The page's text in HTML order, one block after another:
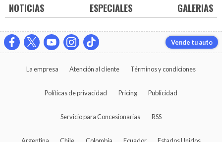
NOTICIAS ESPECIALES GALERIAS
Vende tu auto
La empresa Atención al cliente Términos y condiciones
Políticas de privacidad Pricing Publicidad
Servicio para Concesionarias RSS